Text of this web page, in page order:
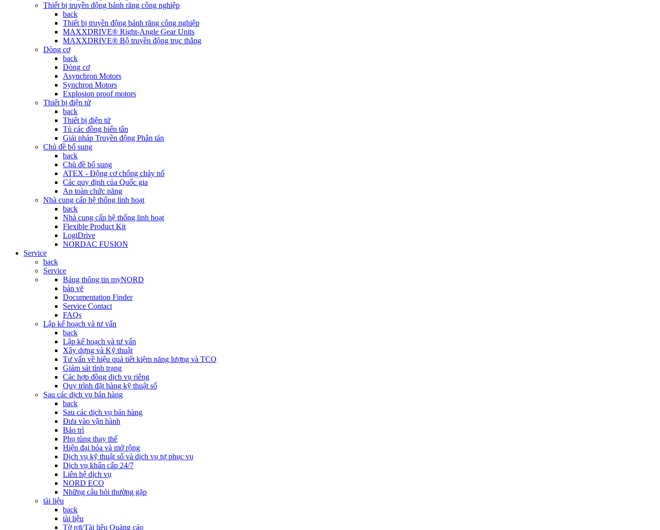
Thiết bị truyền động bánh răng công nghiệp
back
Thiết bị truyền động bánh răng công nghiệp
MAXXDRIVE® Right-Angle Gear Units
MAXXDRIVE® Bộ truyền động trục thẳng
Dòng cơ
back
Dòng cơ
Asynchron Motors
Synchron Motors
Explosion proof motors
Thiết bị điện tử
back
Thiết bị điện tử
Tủ các đồng biển tân
Giải pháp Truyền động Phân tán
Chủ đề bổ sung
back
Chủ đề bổ sung
ATEX - Động cơ chống cháy nổ
Các quy định của Quốc gia
An toàn chức năng
Nhà cung cấp hệ thống linh hoạt
back
Nhà cung cấp hệ thống linh hoạt
Flexible Product Kit
LogiDrive
NORDAC FUSION
Service
back
Service
Bảng thông tin myNORD
bản vẽ
Documentation Finder
Service Contact
FAQs
Lập kế hoạch và tư vấn
back
Lập kế hoạch và tư vấn
Xây dựng và Kỹ thuật
Tư vấn về hiệu quả tiết kiệm năng lượng và TCO
Giám sát tình trạng
Các hợp đồng dịch vụ riêng
Quy trình đặt hàng kỹ thuật số
Sau các dịch vụ bán hàng
back
Sau các dịch vụ bán hàng
Đưa vào vận hành
Bảo trì
Phụ tùng thay thế
Hiện đại hóa và mở rộng
Dịch vụ kỹ thuật số và dịch vụ tự phục vụ
Dịch vụ khẩn cấp 24/7
Liên hệ dịch vụ
NORD ECO
Những câu hỏi thường gặp
tài liệu
back
tài liệu
Tờ rơi/Tài liệu Quảng cáo